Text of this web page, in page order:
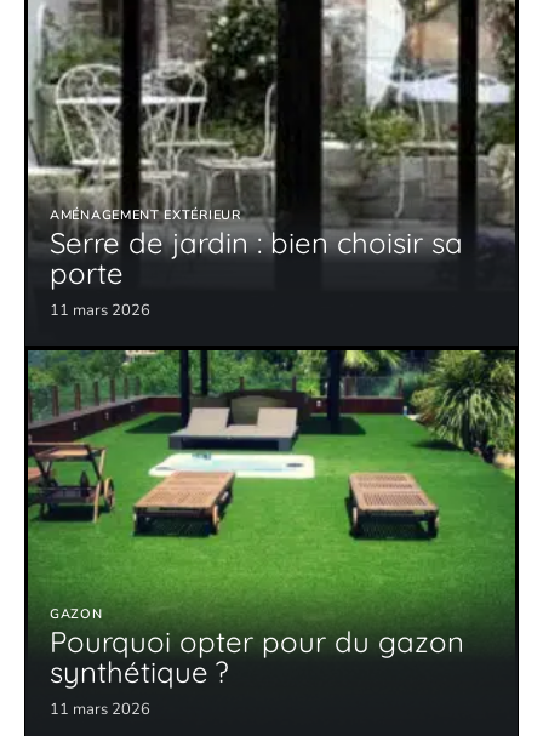
AMÉNAGEMENT EXTÉRIEUR
Serre de jardin : bien choisir sa
porte
11 mars 2026
GAZON
Pourquoi opter pour du gazon
synthétique ?
11 mars 2026